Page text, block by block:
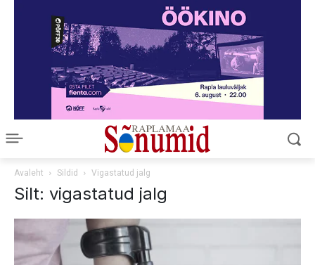
Avaleht Sildid Vigastatud jalg
Silt: vigastatud jalg